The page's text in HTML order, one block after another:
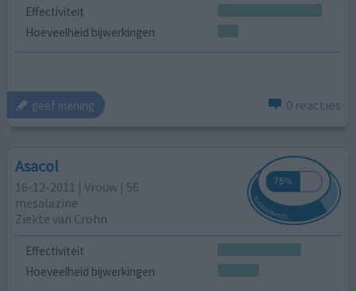
Effectiviteit
Hoeveelheid bijwerkingen
geef mening 0 reacties
Asacol
16-12-2011 | Vrouw | 56
mesalazine
Ziekte van Crohn
Effectiviteit
Hoeveelheid bijwerkingen